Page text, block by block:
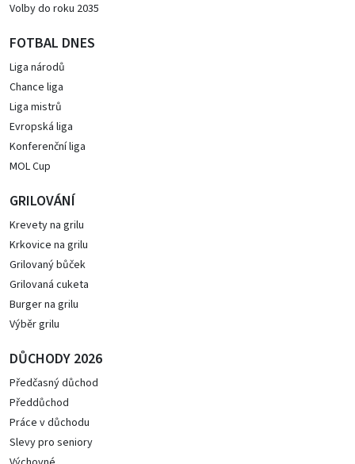
Volby do roku 2035
FOTBAL DNES
Liga národů
Chance liga
Liga mistrů
Evropská liga
Konferenční liga
MOL Cup
GRILOVÁNÍ
Krevety na grilu
Krkovice na grilu
Grilovaný bůček
Grilovaná cuketa
Burger na grilu
Výběr grilu
DŮCHODY 2026
Předčasný důchod
Předdůchod
Práce v důchodu
Slevy pro seniory